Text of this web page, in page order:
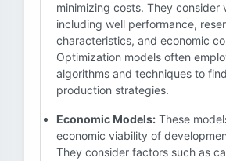
minimizing costs. They consider
including well performance,
characteristics, and economic
Optimization models often
algorithms and techniques to
production strategies.
Economic Models: These
economic viability of
They consider factors such as